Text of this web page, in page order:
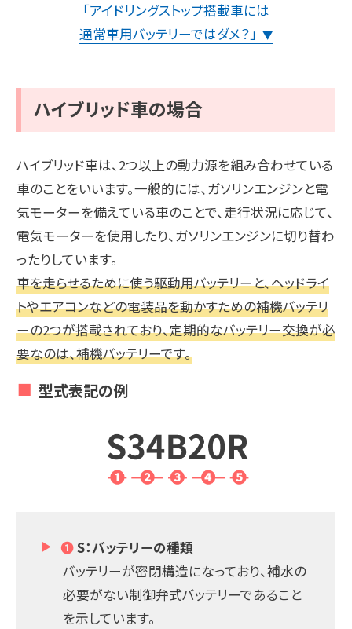
「アイドリングストップ搭載車には
通常車用バッテリーではダメ？」 ▼
ハイブリッド車の場合
ハイブリッド車は、2つ以上の動力源を組み合わせている
車のことをいいます。一般的には、ガソリンエンジンと電
気モーターを備えている車のことで、走行状況に応じて、
電気モーターを使用したり、ガソリンエンジンに切り替わ
ったりしています。
車を走らせるために使う駆動用バッテリーと、ヘッドライ
トやエアコンなどの電装品を動かすための補機バッテリ
ーの2つが搭載されており、定期的なバッテリー交換が必
要なのは、補機バッテリーです。
型式表記の例
❶S：バッテリーの種類
バッテリーが密閉構造になっており、補水の
必要がない制御弁式バッテリーであること
を示しています。